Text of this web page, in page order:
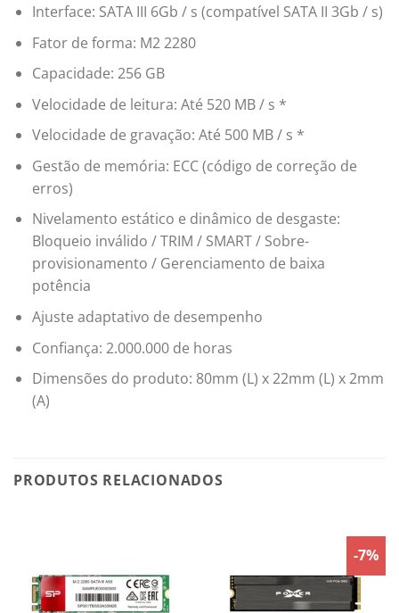
Interface: SATA III 6Gb / s (compatível SATA II 3Gb / s)
Fator de forma: M2 2280
Capacidade: 256 GB
Velocidade de leitura: Até 520 MB / s *
Velocidade de gravação: Até 500 MB / s *
Gestão de memória: ECC (código de correção de
erros)
Nivelamento estático e dinâmico de desgaste:
Bloqueio inválido / TRIM / SMART / Sobre-
provisionamento / Gerenciamento de baixa
potência
Ajuste adaptativo de desempenho
Confiança: 2.000.000 de horas
Dimensões do produto: 80mm (L) x 22mm (L) x 2mm
(A)
PRODUTOS RELACIONADOS
-7%